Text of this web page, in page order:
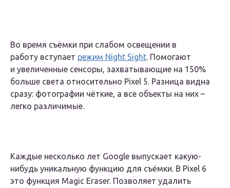
Во время съёмки при слабом освещении в
работу вступает режим Night Sight. Помогают
и увеличенные сенсоры, захватывающие на 150%
больше света относительно Pixel 5. Разница видна
сразу: фотографии чёткие, а все объекты на них –
легко различимые.
Каждые несколько лет Google выпускает какую-
нибудь уникальную функцию для съёмки. В Pixel 6
это функция Magic Eraser. Позволяет удалить